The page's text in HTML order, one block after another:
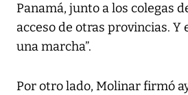
Panamá, junto a los colegas
acceso de otras provincias. Y
una marcha”.
Por otro lado, Molinar firmó